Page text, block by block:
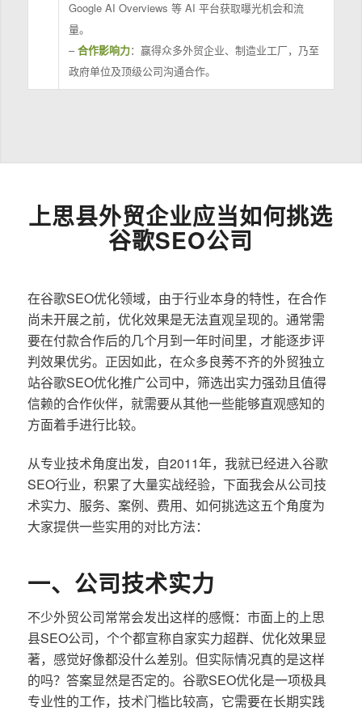
Google AI Overviews 等 AI 平台获取曝光机会和流
量。
–合作影响力：赢得众多外贸企业、制造业工厂，乃至
政府单位及顶级公司沟通合作。
上思县外贸企业应当如何挑选
谷歌SEO公司
在谷歌SEO优化领域，由于行业本身的特性，在合作
尚未开展之前，优化效果是无法直观呈现的。通常需
要在付款合作后的几个月到一年时间里，才能逐步评
判效果优劣。正因如此，在众多良莠不齐的外贸独立
站谷歌SEO优化推广公司中，筛选出实力强劲且值得
信赖的合作伙伴，就需要从其他一些能够直观感知的
方面着手进行比较。
从专业技术角度出发，自2011年，我就已经进入谷歌
SEO行业，积累了大量实战经验，下面我会从公司技
术实力、服务、案例、费用、如何挑选这五个角度为
大家提供一些实用的对比方法：
一、公司技术实力
不少外贸公司常常会发出这样的感慨：市面上的上思
县SEO公司，个个都宣称自家实力超群、优化效果显
著，感觉好像都没什么差别。但实际情况真的是这样
的吗？答案显然是否定的。谷歌SEO优化是一项极具
专业性的工作，技术门槛比较高，它需要在长期实践